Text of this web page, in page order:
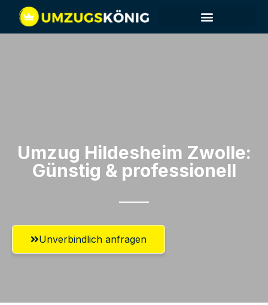
Umzug Hildesheim​ Zwolle:
Günstig & professionell​
Unverbindlich anfragen